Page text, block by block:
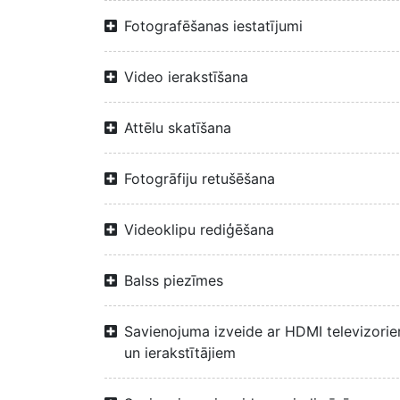
Fotografēšanas iestatījumi
Video ierakstīšana
Attēlu skatīšana
Fotogrāfiju retušēšana
Videoklipu rediģēšana
Balss piezīmes
Savienojuma izveide ar HDMI
un ierakstītājiem